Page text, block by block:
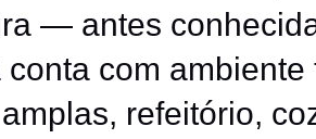
— antes
conta com
refeitório,